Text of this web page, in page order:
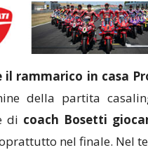
il rammarico in casa
della partita
di coach Bosetti
nel finale. Nel